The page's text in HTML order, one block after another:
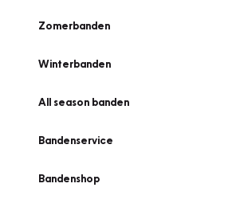
Zomerbanden
Winterbanden
All season banden
Bandenservice
Bandenshop